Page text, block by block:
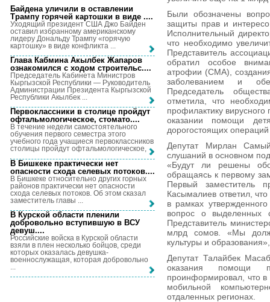
Были обозначены
защиты прав и
Исполнительный
что необходимо
Представитель
обратил особое
атрофии (СМА),
заболеванием и
Председатель
отметила, что
профилактику
оказании помощи
дорогостоящих
Депутат Мирлан
слушаний в основном
«Будут ли решены
обращаясь к первому
Первый заместитель
Касымалиев ответил,
в рамках
вопрос о выделенных
Представитель
млрд сомов. «Мы
культуры и
Депутат Талайбек
оказания помощи
проинформировал, что
мобильной
отдаленных регионах.
Байдена уличили в оставлении
Трампу горячей картошки в виде ....
Уходящий президент США Джо Байден
оставил избранному американскому
лидеру Дональду Трампу «горячую
картошку» в виде конфликта ...
Глава Кабмина Акылбек Жапаров
ознакомился с ходом строительс....
Председатель Кабинета Министров
Кыргызской Республики — Руководитель
Администрации Президента Кыргызской
Республики Акылбек ...
Первоклассники в столице пройдут
офтальмологическое, стомато....
В течение недели самостоятельного
обучения первого семестра этого
учебного года учащиеся первоклассников
столицы пройдут офтальмологическое, ...
В Бишкеке практически нет
опасности схода селевых потоков....
В Бишкеке относительно других горных
районов практически нет опасности
схода селевых потоков. Об этом сказал
заместитель главы ...
В Курской области пленили
добровольно вступившую в ВСУ
девуш....
Российские войска в Курской области
взяли в плен несколько бойцов, среди
которых оказалась девушка-
военнослужащая, которая добровольно
...